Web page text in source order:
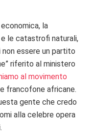
la
le catastrofi naturali,
essere un partito
riferito al ministero
al movimento
francofone africane.
gente che credo
alla celebre opera